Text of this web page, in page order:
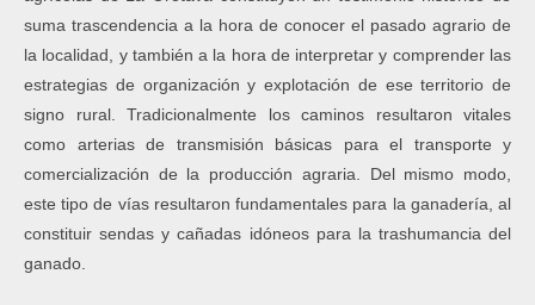
suma trascendencia a la hora de conocer el pasado agrario de
la localidad, y también a la hora de interpretar y comprender las
estrategias de organización y explotación de ese territorio de
signo rural. Tradicionalmente los caminos resultaron vitales
como arterias de transmisión básicas para el transporte y
comercialización de la producción agraria. Del mismo modo,
este tipo de vías resultaron fundamentales para la ganadería, al
constituir sendas y cañadas idóneos para la trashumancia del
ganado.